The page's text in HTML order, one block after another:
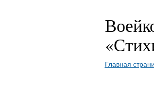
Главная